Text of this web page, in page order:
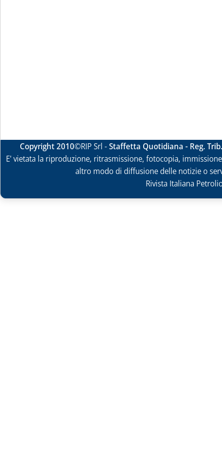
Copyright 2010©RIP Srl -Staffetta Quotidiana - Reg.
E' vietata la riproduzione, ritrasmissione, fotocopia,
altro modo di diffusione delle notizie o
Rivista Italiana